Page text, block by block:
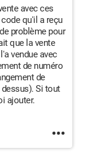
avec ces
qu'il a reçu
problème pour
que la vente
vendue avec
de numéro
de
Si tout
ajouter.